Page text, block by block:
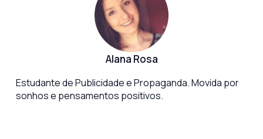
Alana Rosa
Estudante de Publicidade e Propaganda. Movida por
sonhos e pensamentos positivos.